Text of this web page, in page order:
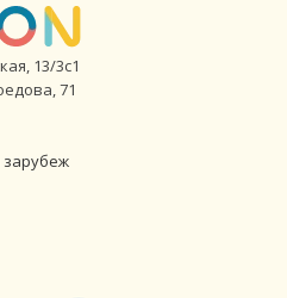
13/3с1
71
зарубеж